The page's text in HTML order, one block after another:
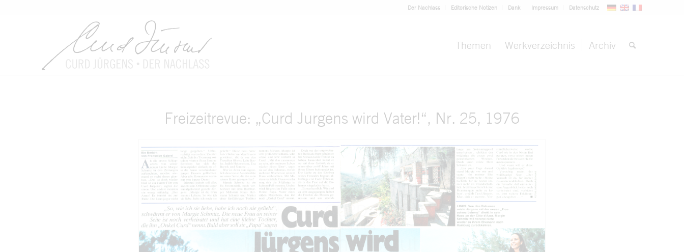
Der Nachlass Editorische Notizen Dank Impressum Datenschutz
Themen Werkverzeichnis Archiv
Freizeitrevue: „Curd Jurgens wird Vater!“, Nr. 25, 1976